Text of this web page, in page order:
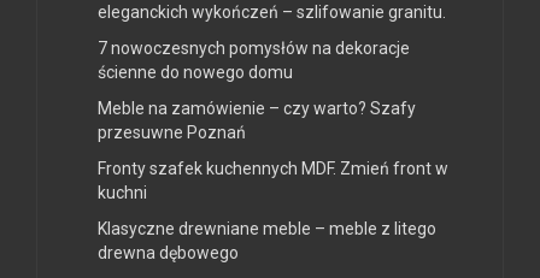
eleganckich wykończeń – szlifowanie granitu.
7 nowoczesnych pomysłów na dekoracje
ścienne do nowego domu
Meble na zamówienie – czy warto? Szafy
przesuwne Poznań
Fronty szafek kuchennych MDF. Zmień front w
kuchni
Klasyczne drewniane meble – meble z litego
drewna dębowego